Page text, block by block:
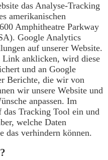
das Analyse-Tracking
amerikanischen
Amphitheatre Parkway
Google Analytics
auf unserer Website.
Link anklicken, wird diese
und an Google
Berichte, die wir von
wir unsere Website und
anpassen. Im
das Tracking Tool ein und
welche Daten
das verhindern können.